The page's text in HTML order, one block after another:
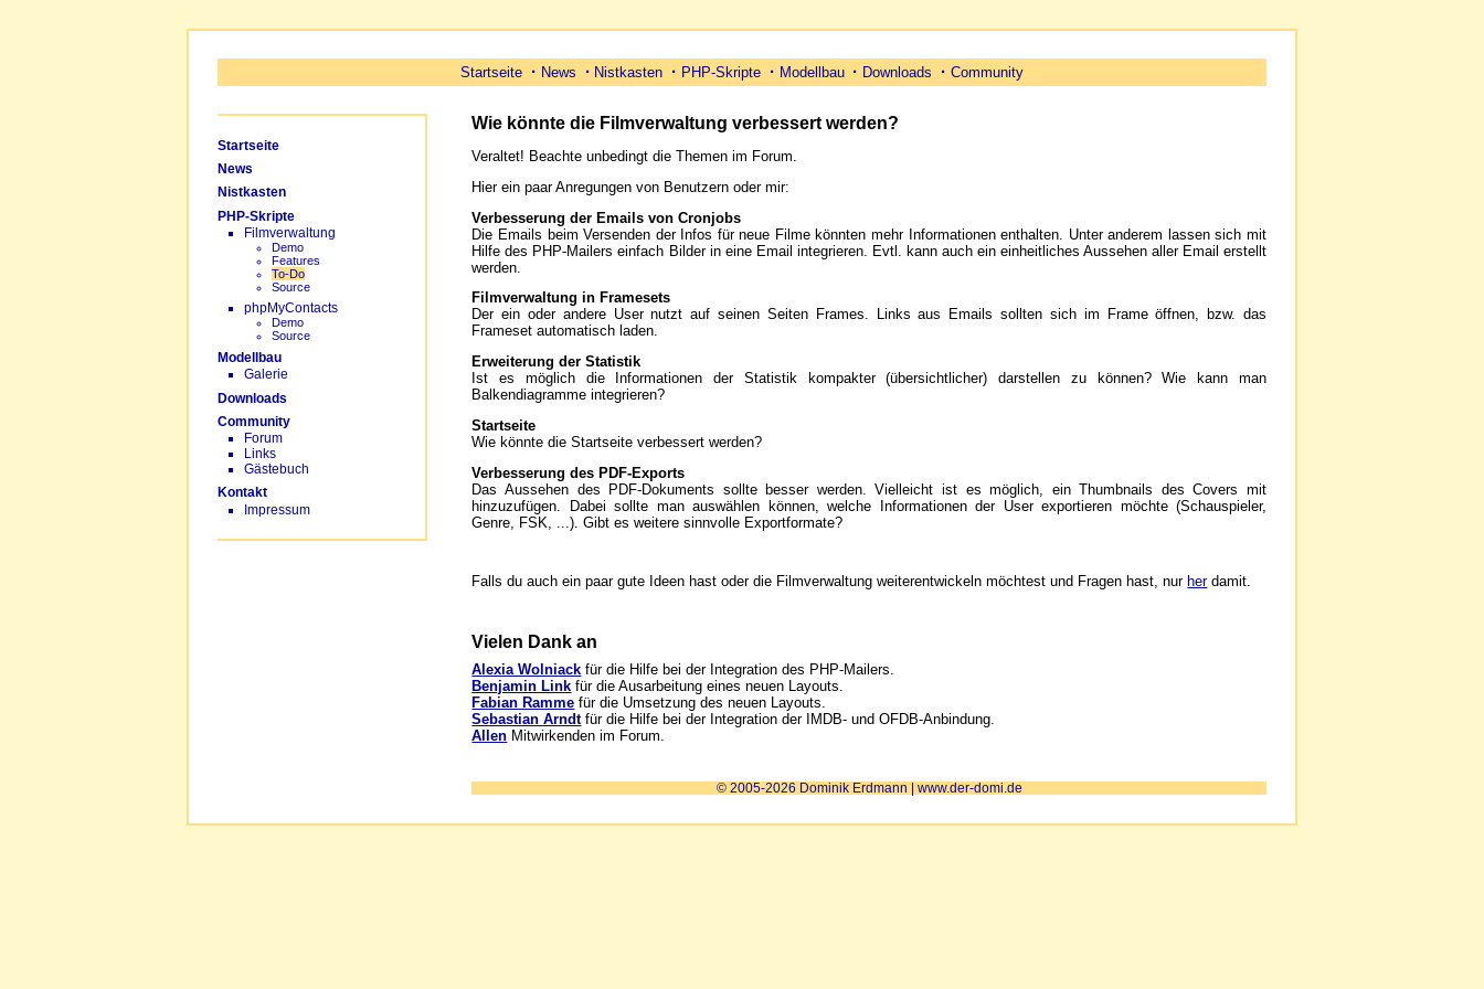
Startseite · News · Nistkasten · PHP-Skripte · Modellbau · Downloads · Community
Startseite
News
Nistkasten
PHP-Skripte
Filmverwaltung
Demo
Features
To-Do
Source
phpMyContacts
Demo
Source
Modellbau
Galerie
Downloads
Community
Forum
Links
Gästebuch
Kontakt
Impressum
Wie könnte die Filmverwaltung verbessert werden?
Veraltet! Beachte unbedingt die Themen im Forum.
Hier ein paar Anregungen von Benutzern oder mir:
Verbesserung der Emails von Cronjobs
Die Emails beim Versenden der Infos für neue Filme könnten mehr Informationen enthalten. Unter anderem lassen sich mit
Hilfe des PHP-Mailers einfach Bilder in eine Email integrieren. Evtl. kann auch ein einheitliches Aussehen aller Email erstellt
werden.
Filmverwaltung in Framesets
Der ein oder andere User nutzt auf seinen Seiten Frames. Links aus Emails sollten sich im Frame öffnen, bzw. das
Frameset automatisch laden.
Erweiterung der Statistik
Ist es möglich die Informationen der Statistik kompakter (übersichtlicher) darstellen zu können? Wie kann man
Balkendiagramme integrieren?
Startseite
Wie könnte die Startseite verbessert werden?
Verbesserung des PDF-Exports
Das Aussehen des PDF-Dokuments sollte besser werden. Vielleicht ist es möglich, ein Thumbnails des Covers mit
hinzuzufügen. Dabei sollte man auswählen können, welche Informationen der User exportieren möchte (Schauspieler,
Genre, FSK, ...). Gibt es weitere sinnvolle Exportformate?
Falls du auch ein paar gute Ideen hast oder die Filmverwaltung weiterentwickeln möchtest und Fragen hast, nur herdamit.
Vielen Dank an
Alexia Wolniack für die Hilfe bei der Integration des PHP-Mailers.
Benjamin Link für die Ausarbeitung eines neuen Layouts.
Fabian Ramme für die Umsetzung des neuen Layouts.
Sebastian Arndtfür die Hilfe bei der Integration der IMDB- und OFDB-Anbindung.
Allen Mitwirkenden im Forum.
© 2005-2026 Dominik Erdmann www.der-domi.de